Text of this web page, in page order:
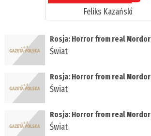
Feliks Kazański
Rosja: Horror from real Mordor
Świat
Rosja: Horror from real Mordor
Świat
Rosja: Horror from real Mordor
Świat